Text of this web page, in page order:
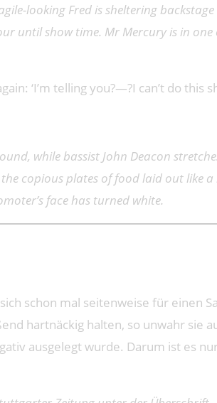
looking Fred is sheltering
until show time. Mr Mercury is in
‘I’m telling you?—?I can’t do this
while bassist John Deacon
copious plates of food laid out like
face has turned white.
schon mal seitenweise für einen
hartnäckig halten, so unwahr sie
ausgelegt wurde. Darum ist es